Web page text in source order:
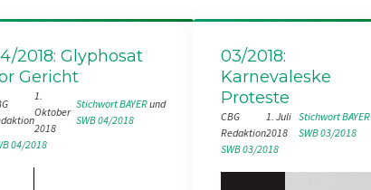
2018: Glyphosat
Gericht
1.
Oktober
2018
Stichwort BAYER
und
SWB 04/2018
04/2018
03/2018:
Karnevaleske
Proteste
CBG
Redaktion
1. Juli
2018
Stichwort BAYER
SWB 03/2018
SWB 03/2018